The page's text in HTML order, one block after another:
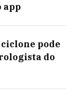
app
pode
do